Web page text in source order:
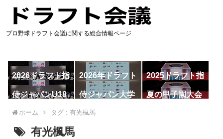
プロ野球ドラフト会議に関する総合情報ページ
2026ドラフト指
名予想
2026年ドラフト
候補
2025ドラフト指
名一覧
侍ジャパンU18
代表
侍ジャパン大学
代表
夏の甲子園大会
ホーム タグ : 有光楓馬
有光楓馬